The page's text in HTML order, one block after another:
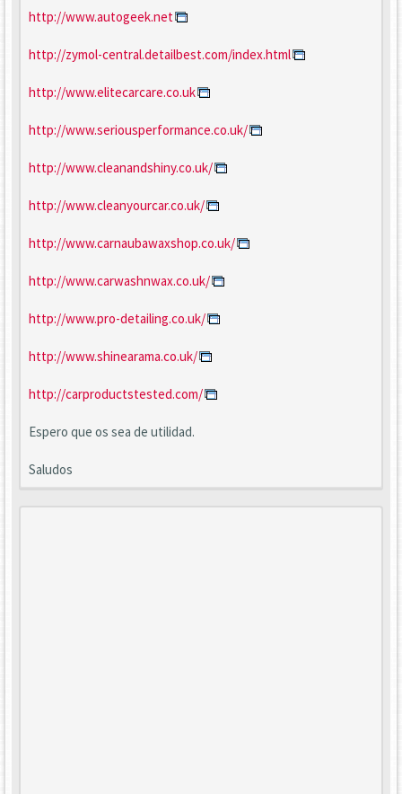
http://www.autogeek.net
http://zymol-central.detailbest.com/index.html
http://www.elitecarcare.co.uk
http://www.seriousperformance.co.uk/
http://www.cleanandshiny.co.uk/
http://www.cleanyourcar.co.uk/
http://www.carnaubawaxshop.co.uk/
http://www.carwashnwax.co.uk/
http://www.pro-detailing.co.uk/
http://www.shinearama.co.uk/
http://carproductstested.com/
Espero que os sea de utilidad.
Saludos